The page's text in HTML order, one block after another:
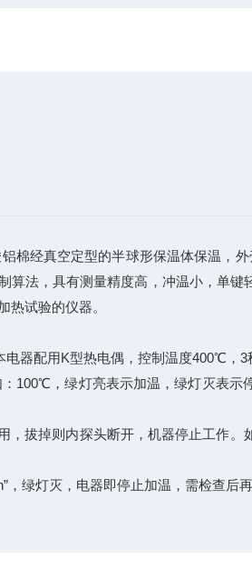
棉经真空定型的半球形保温体保温
法，具有测量精度高，冲温小，单
试验的仪器。
器配用K型热电偶，控制温度400℃，
100℃，绿灯亮表示加温，绿灯灭表
拔掉则内探头断开，机器停止工作
绿灯灭，电器即停止加温，需检查后再